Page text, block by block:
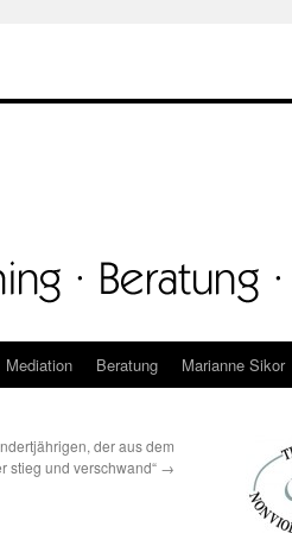
Mediation Beratung Marianne Sikor
der aus dem
stieg und verschwand“ →